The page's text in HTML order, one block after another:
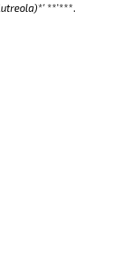
)*'**'***.